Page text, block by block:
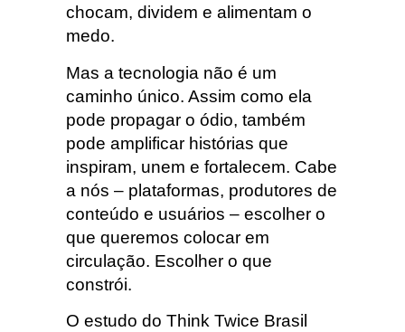
chocam, dividem e alimentam o
medo.
Mas a tecnologia não é um
caminho único. Assim como ela
pode propagar o ódio, também
pode amplificar histórias que
inspiram, unem e fortalecem. Cabe
a nós – plataformas, produtores de
conteúdo e usuários – escolher o
que queremos colocar em
circulação. Escolher o que
constrói.
O estudo do Think Twice Brasil